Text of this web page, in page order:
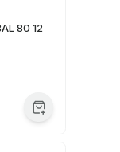
80 12